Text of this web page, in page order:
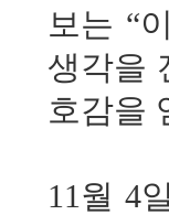
보는 “
생각을
호감을
11월 4